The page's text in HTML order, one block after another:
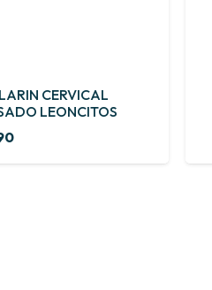
CERVICAL
LEONCITOS